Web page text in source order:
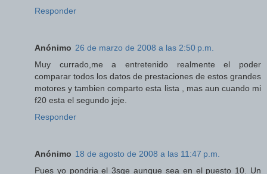
Responder
Anónimo 26 de marzo de 2008 a las 2:50 p.m.
Muy currado,me a entretenido realmente el poder
comparar todos los datos de prestaciones de estos grandes
motores y tambien comparto esta lista , mas aun cuando mi
f20 esta el segundo jeje.
Responder
Anónimo 18 de agosto de 2008 a las 11:47 p.m.
Pues yo pondria el 3sge aunque sea en el puesto 10. Un